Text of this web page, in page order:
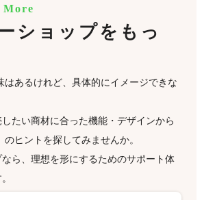
ショップをもっ
はあるけれど、具体的にイメージできな
たい商材に合った機能・デザインから
のヒントを探してみませんか。
ら、理想を形にするためのサポート体